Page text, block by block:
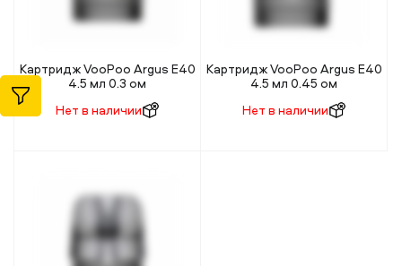
Картридж VooPoo Argus E40
4.5 мл 0.3 ом
Нет в наличии
Картридж VooPoo Argus E40
4.5 мл 0.45 ом
Нет в наличии